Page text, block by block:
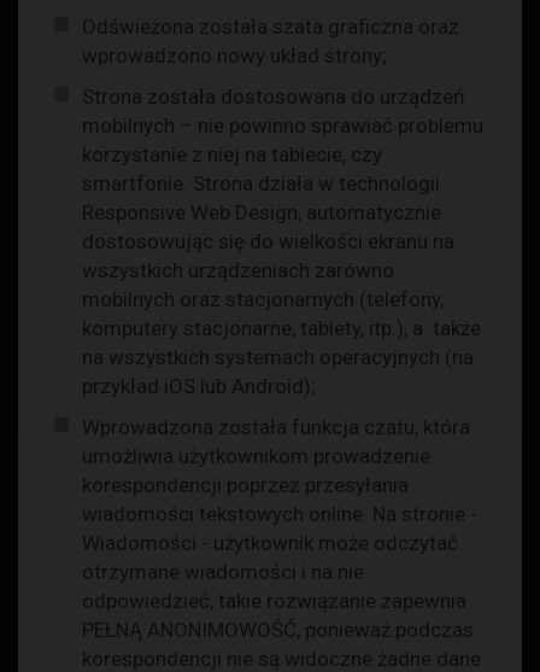
Odświeżona została szata graficzna oraz
wprowadzono nowy układ strony;
Strona została dostosowana do urządzeń
mobilnych – nie powinno sprawiać problemu
korzystanie z niej na tablecie, czy
smartfonie. Strona działa w technologii
Responsive Web Design, automatycznie
dostosowując się do wielkości ekranu na
wszystkich urządzeniach zarówno
mobilnych oraz stacjonarnych (telefony,
komputery stacjonarne, tablety, itp.), a także
na wszystkich systemach operacyjnych (na
przykład iOS lub Android);
Wprowadzona została funkcja czatu, która
umożliwia użytkownikom prowadzenie
korespondencji poprzez przesyłania
wiadomości tekstowych online. Na stronie -
Wiadomości - użytkownik może odczytać
otrzymane wiadomości i na nie
odpowiedzieć, takie rozwiązanie zapewnia
PEŁNĄ ANONIMOWOŚĆ, ponieważ podczas
korespondencji nie są widoczne żadne dane